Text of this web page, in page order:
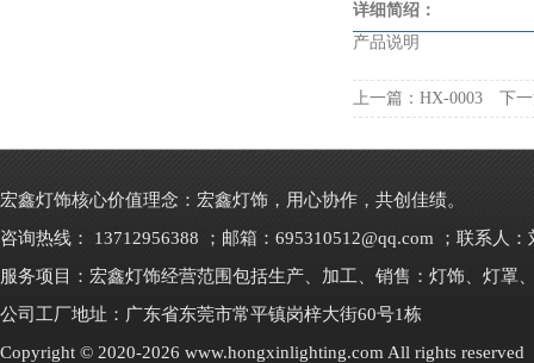
详细简绍：
产品说明
上一篇： HX-0003 下一
宏鑫灯饰核心价值理念：宏鑫灯饰，用心协作，共创佳绩。
咨询热线： 13712956388 ；邮箱：695310512@qq.com ；联系人：
服务项目：宏鑫灯饰经营范围包括生产、加工、销售：灯饰、灯罩
公司工厂地址：广东省东莞市常平镇岗梓大街60号1栋
Copyright © 2020-2026 www.hongxinlighting.com All rights